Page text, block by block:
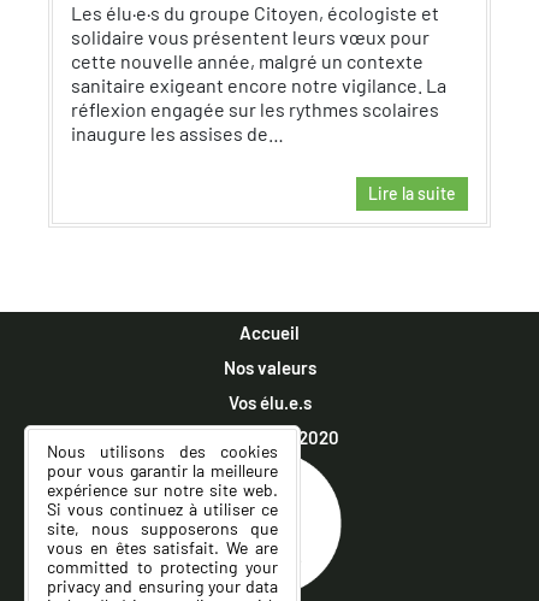
Les élu·e·s du groupe Citoyen, écologiste et
solidaire vous présentent leurs vœux pour
cette nouvelle année, malgré un contexte
sanitaire exigeant encore notre vigilance. La
réflexion engagée sur les rythmes scolaires
inaugure les assises de…
Lire la suite
Accueil
Nos valeurs
Vos élu.e.s
Municipales 2020
Nous utilisons des cookies
pour vous garantir la meilleure
expérience sur notre site web.
Si vous continuez à utiliser ce
site, nous supposerons que
vous en êtes satisfait. We are
committed to protecting your
privacy and ensuring your data